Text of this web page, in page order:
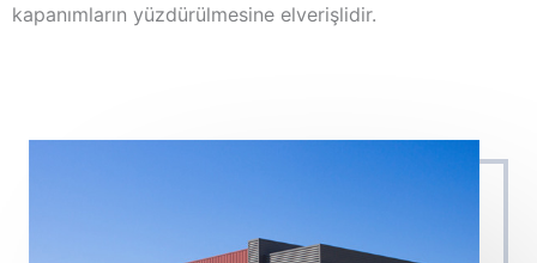
kapanımların yüzdürülmesine elverişlidir.